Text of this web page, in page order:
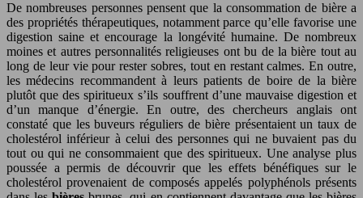
De nombreuses personnes pensent que la consommation de bière a
des propriétés thérapeutiques, notamment parce qu’elle favorise une
digestion saine et encourage la longévité humaine. De nombreux
moines et autres personnalités religieuses ont bu de la bière tout au
long de leur vie pour rester sobres, tout en restant calmes. En outre,
les médecins recommandent à leurs patients de boire de la bière
plutôt que des spiritueux s’ils souffrent d’une mauvaise digestion et
d’un manque d’énergie. En outre, des chercheurs anglais ont
constaté que les buveurs réguliers de bière présentaient un taux de
cholestérol inférieur à celui des personnes qui ne buvaient pas du
tout ou qui ne consommaient que des spiritueux. Une analyse plus
poussée a permis de découvrir que les effets bénéfiques sur le
cholestérol provenaient de composés appelés polyphénols présents